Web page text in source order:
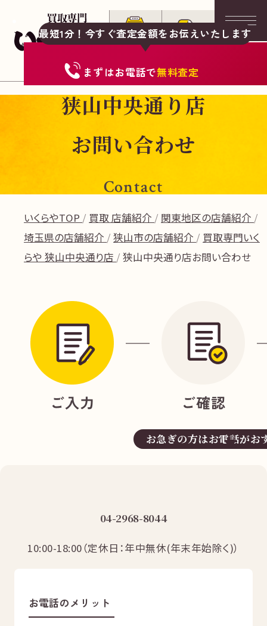
最短1分！今すぐ査定金額をお伝えいたします
まずはお電話で無料査定
無 料
狭山中央通り店
お問い合わせ
Contact
いくらやTOP 買取 店舗紹介
関東地区の店舗紹介
埼玉県の店舗紹介
狭山市の店舗紹介
買取専門いく
らや 狭山中央通り店
狭山中央通り店お問い合わせ
お急ぎの方はお電話がお
04-2968-8044
10:00-18:00（定休日：年中無休(年末年始除く)）
お電話のメリット